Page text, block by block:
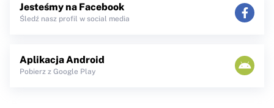
Jesteśmy na Facebook
Śledź nasz profil w social media
Aplikacja Android
Pobierz z Google Play